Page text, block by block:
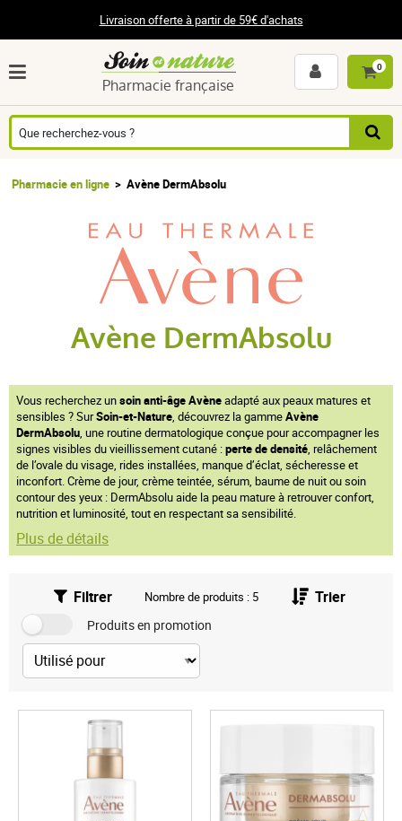
Livraison offerte à partir de 59€ d'achats
Pharmacie française
0
Pharmacie en ligne Avène DermAbsolu
Avène DermAbsolu
Vous recherchez unsoin anti-âge Avèneadapté aux peaux matures et
sensibles ? SurSoin-et-Nature, découvrez la gammeAvène
DermAbsolu, une routine dermatologique conçue pour accompagner les
signes visibles du vieillissement cutané :perte de densité, relâchement
de l’ovale du visage, rides installées, manque d’éclat, sécheresse et
inconfort. Crème de jour, crème teintée, sérum, baume de nuit ou soin
contour des yeux : DermAbsolu aide la peau mature à retrouver confort,
nutrition et luminosité, tout en respectant sa sensibilité.
Plus de détails
Filtrer Nombre de produits : 5 Trier
Produits en promotion